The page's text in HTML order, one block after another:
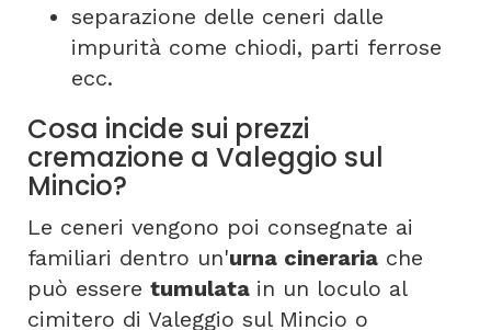
separazione delle ceneri dalle
impurità come chiodi, parti ferrose
ecc.
Cosa incide sui prezzi
cremazione a Valeggio sul
Mincio?
Le ceneri vengono poi consegnate ai
familiari dentro un'urna cineraria che
può essere tumulata in un loculo al
cimitero di Valeggio sul Mincio o